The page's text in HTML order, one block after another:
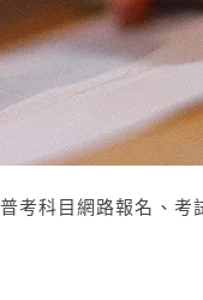
考科目網路報名、考